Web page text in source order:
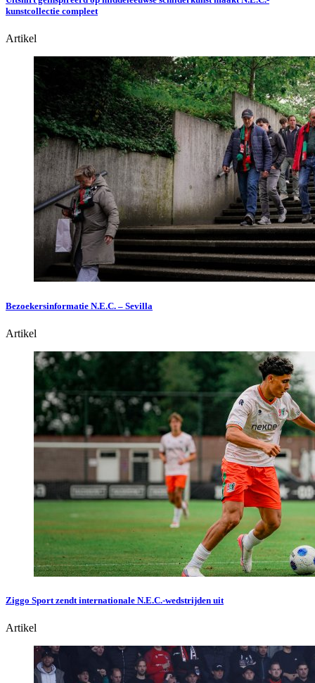
kunstcollectie compleet
Artikel
Bezoekersinformatie N.E.C. – Sevilla
Artikel
Ziggo Sport zendt internationale N.E.C.-wedstrijden uit
Artikel